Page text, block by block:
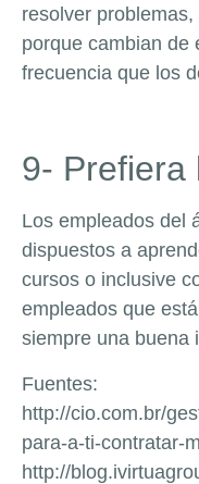
resolver
porque cambian de
frecuencia que los
9- Prefiera
Los empleados del
dispuestos a
cursos o inclusive
empleados que
siempre una buena
Fuentes:
http://cio.com.br/
para-a-ti-contratar-
http://